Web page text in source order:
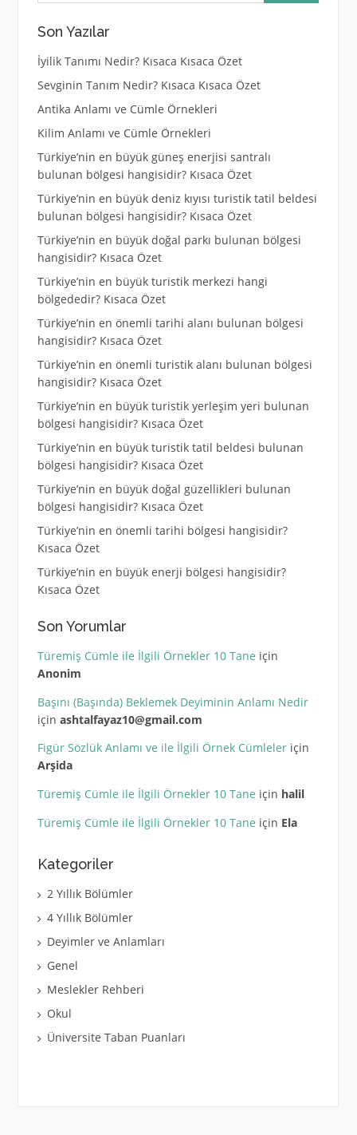
Son Yazılar
İyilik Tanımı Nedir? Kısaca Kısaca Özet
Sevginin Tanım Nedir? Kısaca Kısaca Özet
Antika Anlamı ve Cümle Örnekleri
Kilim Anlamı ve Cümle Örnekleri
Türkiye’nin en büyük güneş enerjisi santralı
bulunan bölgesi hangisidir? Kısaca Özet
Türkiye’nin en büyük deniz kıyısı turistik tatil beldesi
bulunan bölgesi hangisidir? Kısaca Özet
Türkiye’nin en büyük doğal parkı bulunan bölgesi
hangisidir? Kısaca Özet
Türkiye’nin en büyük turistik merkezi hangi
bölgededir? Kısaca Özet
Türkiye’nin en önemli tarihi alanı bulunan bölgesi
hangisidir? Kısaca Özet
Türkiye’nin en önemli turistik alanı bulunan bölgesi
hangisidir? Kısaca Özet
Türkiye’nin en büyük turistik yerleşim yeri bulunan
bölgesi hangisidir? Kısaca Özet
Türkiye’nin en büyük turistik tatil beldesi bulunan
bölgesi hangisidir? Kısaca Özet
Türkiye’nin en büyük doğal güzellikleri bulunan
bölgesi hangisidir? Kısaca Özet
Türkiye’nin en önemli tarihi bölgesi hangisidir?
Kısaca Özet
Türkiye’nin en büyük enerji bölgesi hangisidir?
Kısaca Özet
Son Yorumlar
Türemiş Cümle ile İlgili Örnekler 10 Tane için
Anonim
Başını (Başında) Beklemek Deyiminin Anlamı Nedir
için ashtalfayaz10@gmail.com
Figür Sözlük Anlamı ve ile İlgili Örnek Cümleleriçin
Arşida
Türemiş Cümle ile İlgili Örnekler 10 Tane için halil
Türemiş Cümle ile İlgili Örnekler 10 Tane için Ela
Kategoriler
2 Yıllık Bölümler
4 Yıllık Bölümler
Deyimler ve Anlamları
Genel
Meslekler Rehberi
Okul
Üniversite Taban Puanları